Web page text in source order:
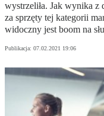
wystrzeliła. Jak wynika
za sprzęty tej kategorii
widoczny jest boom na
Publikacja: 07.02.2021 19:06